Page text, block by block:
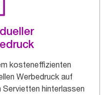
kosteneffizienten
Werbedruck auf
Servietten hinterlassen